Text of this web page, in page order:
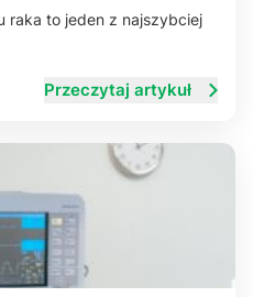
raka to jeden z najszybciej
Przeczytaj artykuł